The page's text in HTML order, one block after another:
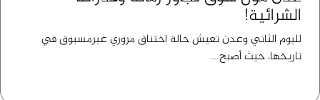
الشرائية!
لليوم الثاني وعدن تعيش حالة اختناق مروري غيرمسبوق في
تاريخها، حيث أصبح...